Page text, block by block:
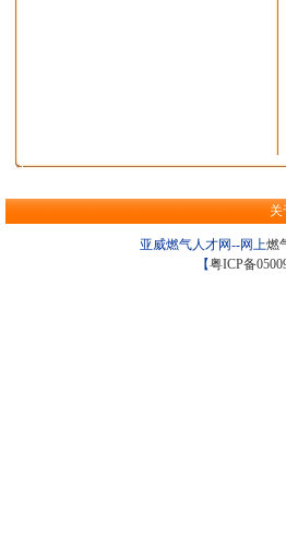
关
亚威燃气人才网--网上燃
【粤ICP备